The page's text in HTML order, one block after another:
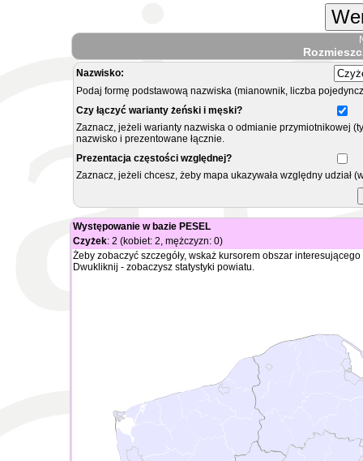
Nazwisko:
Podaj formę podstawową nazwiska (mianownik, liczba
Czy łączyć warianty żeński i męski?
Zaznacz, jeżeli warianty nazwiska o odmianie przymiotnikowej
nazwisko i prezentowane łącznie.
Prezentacja częstości względnej?
Zaznacz, jeżeli chcesz, żeby mapa ukazywała względny
Występowanie w bazie PESEL
Czyżek: 2 (kobiet: 2, mężczyzn: 0)
Żeby zobaczyć szczegóły, wskaż kursorem obszar
Dwukliknij - zobaczysz statystyki powiatu.